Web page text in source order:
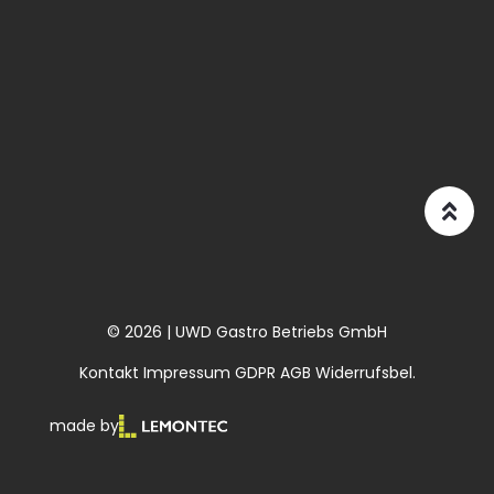
© 2026 | UWD Gastro Betriebs GmbH
Kontakt Impressum GDPR AGB Widerrufsbel.
made by